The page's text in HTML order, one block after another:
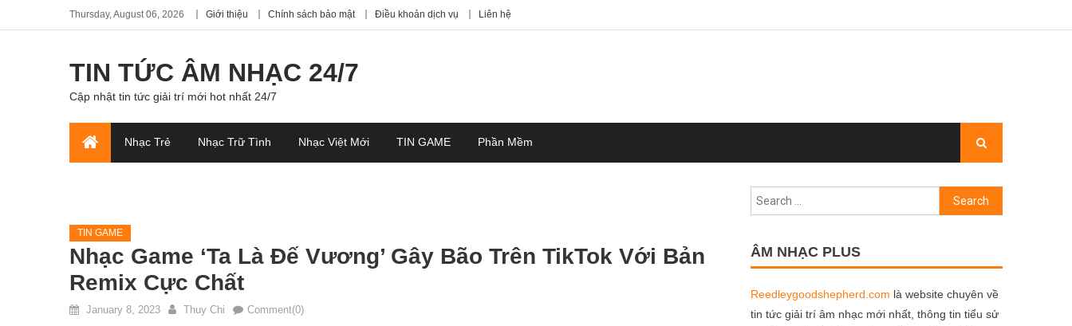
Thursday, August 06, 2026 Giới thiệu Chính sách bảo mật Điều khoản dịch vụ Liên hệ
TIN TỨC ÂM NHẠC 24/7
Cập nhật tin tức giải trí mới hot nhất 24/7
Nhạc Trẻ Nhạc Trữ Tình Nhạc Việt Mới TIN GAME Phần Mềm
TIN GAME
Nhạc Game ‘Ta Là Đế Vương’ Gây Bão Trên TikTok Với Bản
Remix Cực Chất
January 8, 2023 Thuy Chi Comment(0)
Search
for:
ÂM NHẠC PLUS
Reedleygoodshepherd.com là website chuyên về
tin tức giải trí âm nhạc mới nhất, thông tin tiểu sử